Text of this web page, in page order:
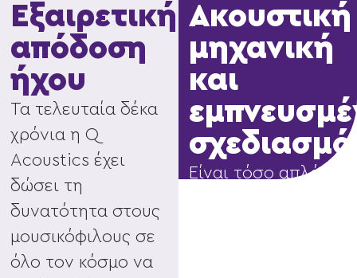
Εξαιρετική
απόδοση
ήχου
Τα τελευταία δέκα
χρόνια η Q
Acoustics έχει
δώσει τη
δυνατότητα στους
μουσικόφιλους σε
όλο τον κόσμο να
Ακουστική
μηχανική
και
Είναι τόσο απλό,